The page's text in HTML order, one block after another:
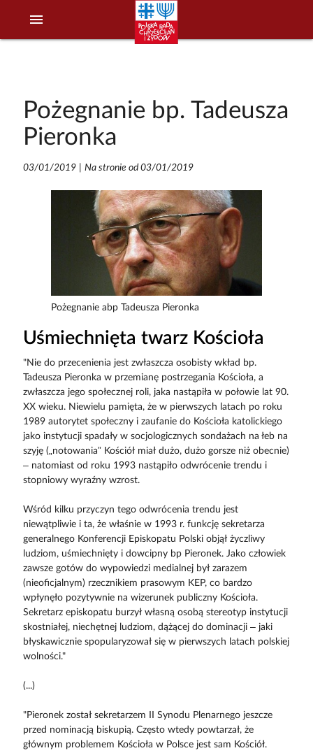
menu
Pożegnanie bp. Tadeusza
Pieronka
03/01/2019| Na stronie od 03/01/2019
Pożegnanie abp Tadeusza Pieronka
Uśmiechnięta twarz Kościoła
"Nie do przecenienia jest zwłaszcza osobisty wkład bp.
Tadeusza Pieronka w przemianę postrzegania Kościoła, a
zwłaszcza jego społecznej roli, jaka nastąpiła w połowie lat 90.
XX wieku. Niewielu pamięta, że w pierwszych latach po roku
1989 autorytet społeczny i zaufanie do Kościoła katolickiego
jako instytucji spadały w socjologicznych sondażach na łeb na
szyję („notowania” Kościół miał dużo, dużo gorsze niż obecnie)
– natomiast od roku 1993 nastąpiło odwrócenie trendu i
stopniowy wyraźny wzrost.
Wśród kilku przyczyn tego odwrócenia trendu jest
niewątpliwie i ta, że właśnie w 1993 r. funkcję sekretarza
generalnego Konferencji Episkopatu Polski objął życzliwy
ludziom, uśmiechnięty i dowcipny bp Pieronek. Jako człowiek
zawsze gotów do wypowiedzi medialnej był zarazem
(nieoficjalnym) rzecznikiem prasowym KEP, co bardzo
wpłynęło pozytywnie na wizerunek publiczny Kościoła.
Sekretarz episkopatu burzył własną osobą stereotyp instytucji
skostniałej, niechętnej ludziom, dążącej do dominacji – jaki
błyskawicznie spopularyzował się w pierwszych latach polskiej
wolności."
(...)
"Pieronek został sekretarzem II Synodu Plenarnego jeszcze
przed nominacją biskupią. Często wtedy powtarzał, że
głównym problemem Kościoła w Polsce jest sam Kościół.